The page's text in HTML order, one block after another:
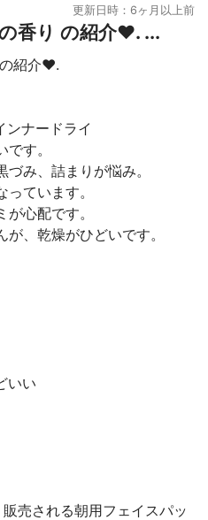
更新日時：6ヶ月以上前
香り の紹介❤️. ...
紹介❤️.
ナードライ
す。
み、詰まりが悩み。
ています。
心配です。
、乾燥がひどいです。
いい
売される朝用フェイスパッ